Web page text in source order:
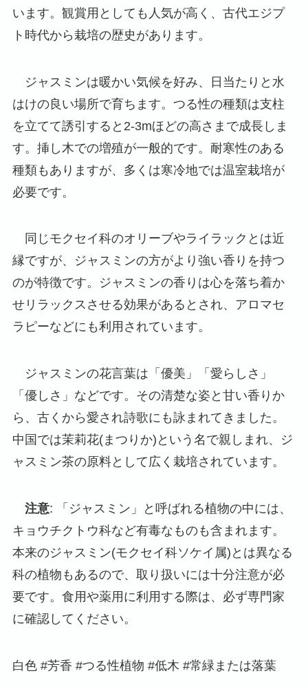
います。観賞用としても人気が高く、古代エジプ
ト時代から栽培の歴史があります。
ジャスミンは暖かい気候を好み、日当たりと水
はけの良い場所で育ちます。つる性の種類は支柱
を立てて誘引すると2-3mほどの高さまで成長しま
す。挿し木での増殖が一般的です。耐寒性のある
種類もありますが、多くは寒冷地では温室栽培が
必要です。
同じモクセイ科のオリーブやライラックとは近
縁ですが、ジャスミンの方がより強い香りを持つ
のが特徴です。ジャスミンの香りは心を落ち着か
せリラックスさせる効果があるとされ、アロマセ
ラピーなどにも利用されています。
ジャスミンの花言葉は「優美」「愛らしさ」
「優しさ」などです。その清楚な姿と甘い香りか
ら、古くから愛され詩歌にも詠まれてきました。
中国では茉莉花(まつりか)という名で親しまれ、ジ
ャスミン茶の原料として広く栽培されています。
注意: 「ジャスミン」と呼ばれる植物の中には、
キョウチクトウ科など有毒なものも含まれます。
本来のジャスミン(モクセイ科ソケイ属)とは異なる
科の植物もあるので、取り扱いには十分注意が必
要です。食用や薬用に利用する際は、必ず専門家
に確認してください。
白色 #芳香 #つる性植物 #低木 #常緑または落葉